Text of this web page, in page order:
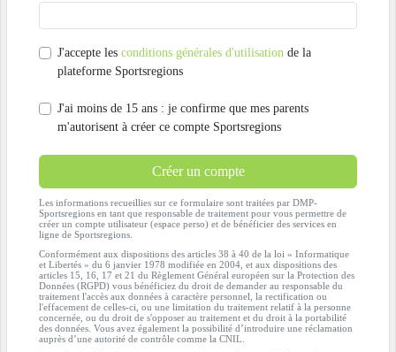
J'accepte les conditions générales d'utilisation de la
plateforme Sportsregions
J'ai moins de 15 ans : je confirme que mes parents
m'autorisent à créer ce compte Sportsregions
Créer un compte
Les informations recueillies sur ce formulaire sont traitées par DMP-
Sportsregions en tant que responsable de traitement pour vous permettre de
créer un compte utilisateur (espace perso) et de bénéficier des services en
ligne de Sportsregions.
Conformément aux dispositions des articles 38 à 40 de la loi « Informatique
et Libertés » du 6 janvier 1978 modifiée en 2004, et aux dispositions des
articles 15, 16, 17 et 21 du Règlement Général européen sur la Protection des
Données (RGPD) vous bénéficiez du droit de demander au responsable du
traitement l'accès aux données à caractère personnel, la rectification ou
l'effacement de celles-ci, ou une limitation du traitement relatif à la personne
concernée, ou du droit de s'opposer au traitement et du droit à la portabilité
des données. Vous avez également la possibilité d’introduire une réclamation
auprès d’une autorité de contrôle comme la CNIL.